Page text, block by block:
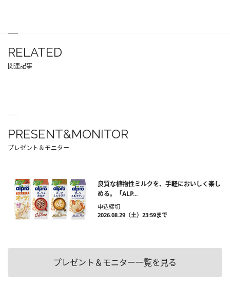
RELATED
関連記事
PRESENT&MONITOR
プレゼント＆モニター
良質な植物性ミルクを、手軽においしく楽し
める。「ALP...
申込締切
2026.08.29（土）23:59まで
プレゼント＆モニター一覧を見る